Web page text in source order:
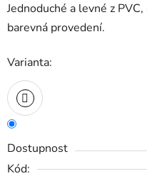
Jednoduché a levné z
barevná provedení.
Varianta:
Dostupnost
Kód: